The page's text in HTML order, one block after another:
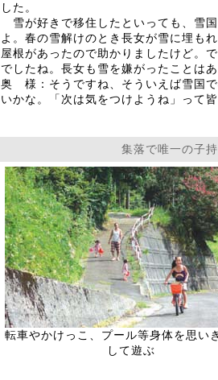
した。
雪が好きで移住したといっても、雪
よ。春の雪解けのとき長女が雪に埋も
屋根があったので助かりましたけど。
でしたね。長女も雪を嫌がったことは
奥 様：そうですね、そういえば雪国
いかな。「次は気をつけようね」って
集落で唯一の子
転車やかけっこ、プール等身体を思い
して遊ぶ